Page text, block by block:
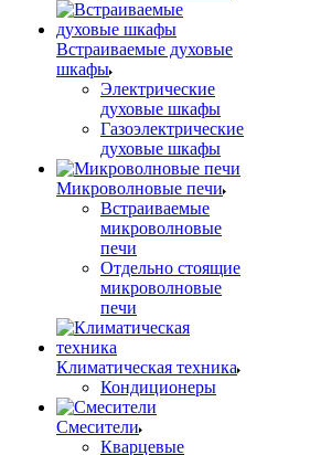
Встраиваемые духовые
шкафы
Электрические
духовые шкафы
Газоэлектрические
духовые шкафы
Микроволновые печи
Встраиваемые
микроволновые
печи
Отдельно стоящие
микроволновые
печи
Климатическая техника
Кондиционеры
Смесители
Кварцевые